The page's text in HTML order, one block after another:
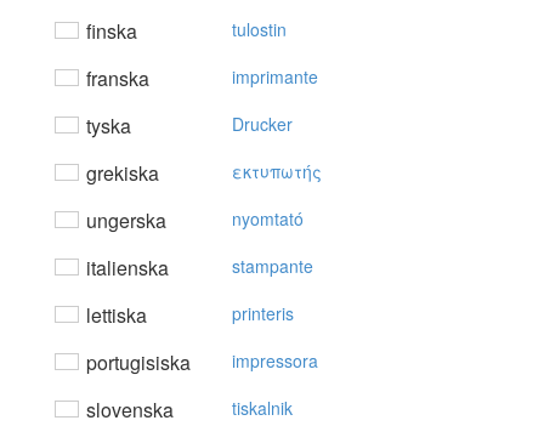
finska tulostin
franska imprimante
tyska Drucker
grekiska εκτυπωτής
ungerska nyomtató
italienska stampante
lettiska printeris
portugisiska impressora
slovenska tiskalnik